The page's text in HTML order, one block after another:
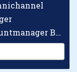
Checkpoint Systems Key Accountmanager Benelux